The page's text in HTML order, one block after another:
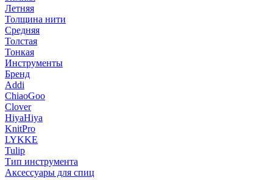
Летняя
Толщина нити
Средняя
Толстая
Тонкая
Инструменты
Бренд
Addi
ChiaoGoo
Clover
HiyaHiya
KnitPro
LYKKE
Tulip
Тип инструмента
Аксессуары для спиц